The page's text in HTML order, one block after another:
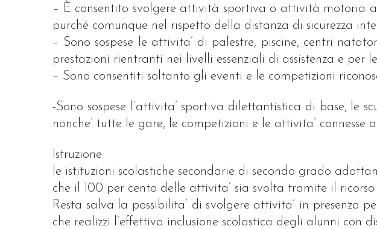
– È consentito svolgere attività sportiva o attività motoria
purché comunque nel rispetto della distanza di sicurezza
– Sono sospese le attivita’ di palestre, piscine, centri
prestazioni rientranti nei livelli essenziali di assistenza e per
– Sono consentiti soltanto gli eventi e le competizioni
-Sono sospese l’attivita’ sportiva dilettantistica di base,
nonche’ tutte le gare, le competizioni e le attivita’
Istruzione
le istituzioni scolastiche secondarie di secondo grado
che il 100 per cento delle attivita’ sia svolta tramite il
Resta salva la possibilita’ di svolgere attivita’ in presenza
che realizzi l’effettiva inclusione scolastica degli alunni con